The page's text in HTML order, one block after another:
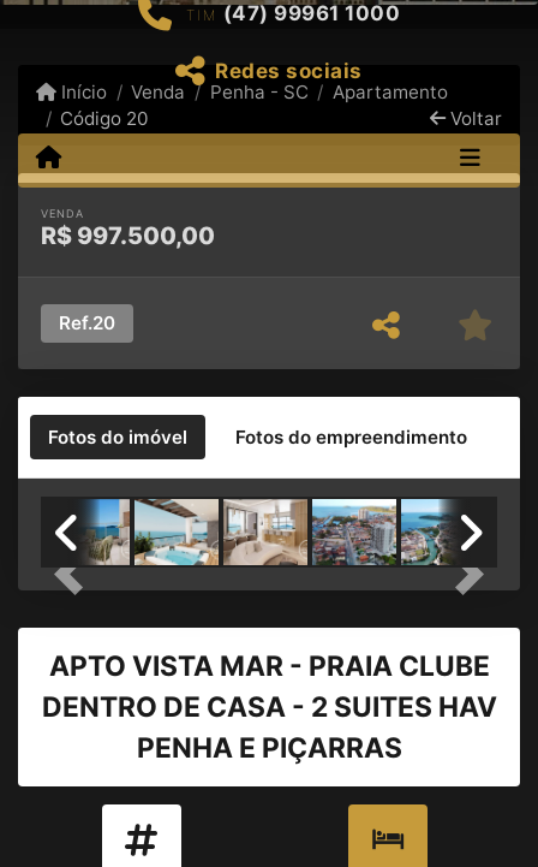
TIM (47) 99961 1000
Redes sociais
Início Venda Penha - SC
Apartamento
Código 20
Voltar
VENDA
R$ 997.500,00
Ref.20
Fotos do imóvel Fotos do empreendimento
Previous Next
APTO VISTA MAR - PRAIA CLUBE
DENTRO DE CASA - 2 SUITES HAV
PENHA E PIÇARRAS